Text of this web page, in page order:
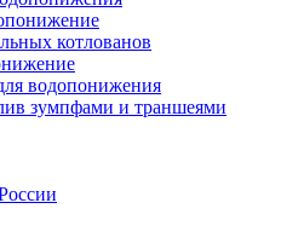
котлованов
водопонижения
зумпфами и траншеями